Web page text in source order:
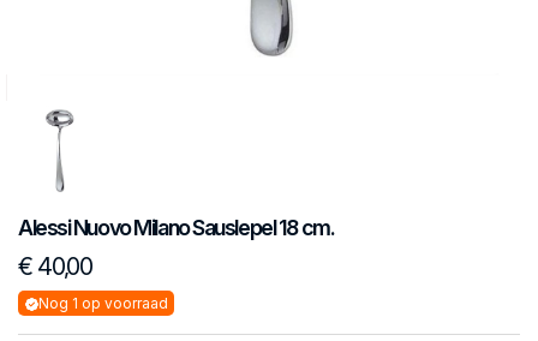
AlessiNuovo MilanoSauslepel 18 cm.
€ 40,00
Nog 1 op voorraad